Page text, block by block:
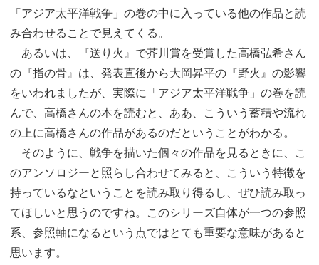
「アジア太平洋戦争」の巻の中に入っている他の作品と読
み合わせることで見えてくる。
あるいは、『送り火』で芥川賞を受賞した高橋弘希さん
の『指の骨』は、発表直後から大岡昇平の『野火』の影響
をいわれましたが、実際に「アジア太平洋戦争」の巻を読
んで、高橋さんの本を読むと、ああ、こういう蓄積や流れ
の上に高橋さんの作品があるのだということがわかる。
そのように、戦争を描いた個々の作品を見るときに、こ
のアンソロジーと照らし合わせてみると、こういう特徴を
持っているなということを読み取り得るし、ぜひ読み取っ
てほしいと思うのですね。このシリーズ自体が一つの参照
系、参照軸になるという点ではとても重要な意味があると
思います。